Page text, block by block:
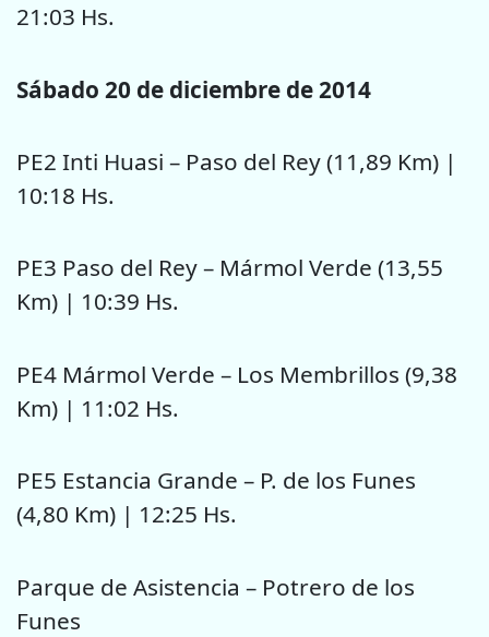
21:03 Hs.
Sábado 20 de diciembre de 2014
PE2 Inti Huasi – Paso del Rey (11,89 Km) |
10:18 Hs.
PE3 Paso del Rey – Mármol Verde (13,55
Km) | 10:39 Hs.
PE4 Mármol Verde – Los Membrillos (9,38
Km) | 11:02 Hs.
PE5 Estancia Grande – P. de los Funes
(4,80 Km) | 12:25 Hs.
Parque de Asistencia – Potrero de los
Funes